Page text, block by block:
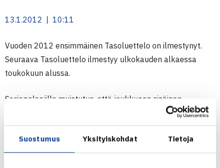
Suostumus Yksityiskohdat Tietoja
13.1.2012 | 10:11
Vuoden 2012 ensimmäinen Tasoluettelo on ilmestynyt.
Seuraava Tasoluettelo ilmestyy ulkokauden alkaessa
toukokuun alussa.
Sarjapelaajille muistutus, että joukkueen sisäinen
pelaajajärjestys määräytyy viimeisimmän Tasoluettelon
mukaisesti. Muistakaa siis tarkistaa, että pelaatte ottelut
oikeassa pelaajajärjestyksessä!